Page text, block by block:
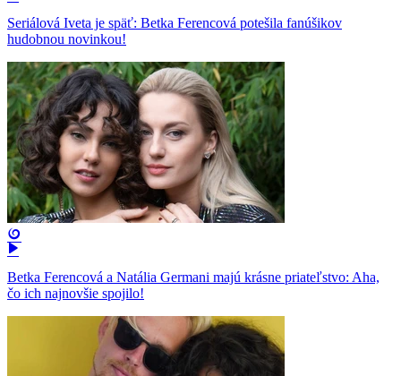
Seriálová Iveta je späť: Betka Ferencová potešila fanúšikov
hudobnou novinkou!
Betka Ferencová a Natália Germani majú krásne priateľstvo: Aha,
čo ich najnovšie spojilo!